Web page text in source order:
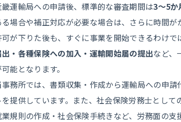
畿運輸局への申請後、標準的な審査期間は3〜5か
る場合や補正対応が必要な場合は、さらに時間が
可が下りた後も、すぐに事業を開始できるわけで
出・各種保険への加入・運輸開始届の提出など、
能となります。
事務所では、書類収集・作成から運輸局への申
を提供しています。また、社会保険労務士とし
業規則の作成・社会保険手続きなど、労務面の